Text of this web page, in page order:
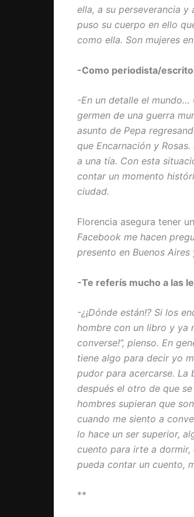
ella, a su perseverancia
puso su cuerpo en ello
como ella. Son mujeres
-Como periodista/
-En un detalle el mundo…
germen de una guerra
asunto de Pepa
que Encarnación y
a una tía. Con esta
contar un momento
ciudad.
Florencia asegura tener
Facebook me hacen
presento en Buenos
-Te referís mucho a las
-¿¡Dónde están!? Si los
hombre con un libro y ya
converse!”, pienso. En
tiene algo para decir yo
pudor para acercarse. La
después el otro de que
hombres supieran que
cuando me siento a
lo hace un ser superior,
cuento para irte a dormir,
pueda contar un cuento,
**